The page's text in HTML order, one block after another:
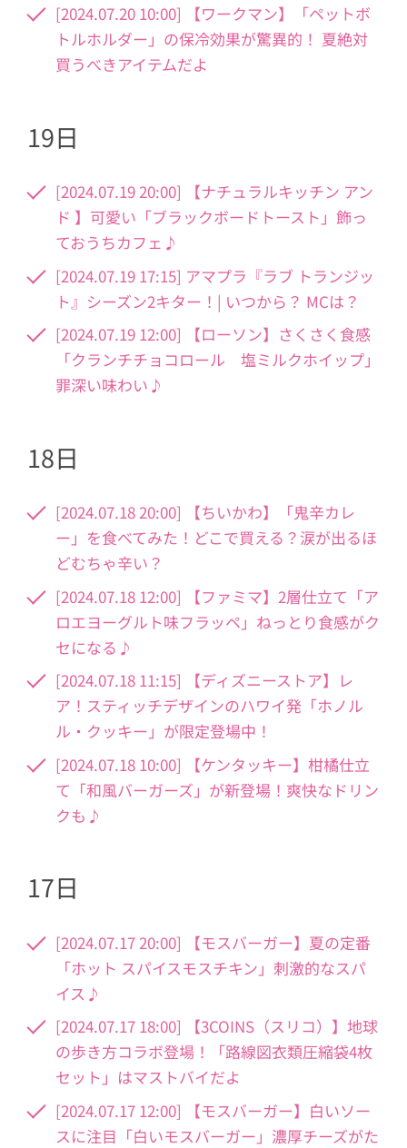
[2024.07.20 10:00] 【ワークマン】「ペットボ
トルホルダー」の保冷効果が驚異的！ 夏絶対
買うべきアイテムだよ
19日
[2024.07.19 20:00] 【ナチュラルキッチン アン
ド 】可愛い「ブラックボードトースト」飾っ
ておうちカフェ♪
[2024.07.19 17:15] アマプラ『ラブ トランジッ
ト』シーズン2キター！| いつから？ MCは？
[2024.07.19 12:00] 【ローソン】さくさく食感
「クランチチョコロール 塩ミルクホイップ」
罪深い味わい♪
18日
[2024.07.18 20:00] 【ちいかわ】「鬼辛カレ
ー」を食べてみた！どこで買える？涙が出るほ
どむちゃ辛い？
[2024.07.18 12:00] 【ファミマ】2層仕立て「ア
ロエヨーグルト味フラッペ」ねっとり食感がク
セになる♪
[2024.07.18 11:15] 【ディズニーストア】レ
ア！スティッチデザインのハワイ発「ホノル
ル・クッキー」が限定登場中！
[2024.07.18 10:00] 【ケンタッキー】柑橘仕立
て「和風バーガーズ」が新登場！爽快なドリン
クも♪
17日
[2024.07.17 20:00] 【モスバーガー】夏の定番
「ホット スパイスモスチキン」刺激的なスパ
イス♪
[2024.07.17 18:00] 【3COINS（スリコ）】地球
の歩き方コラボ登場！「路線図衣類圧縮袋4枚
セット」はマストバイだよ
[2024.07.17 12:00] 【モスバーガー】白いソー
スに注目「白いモスバーガー」濃厚チーズがた